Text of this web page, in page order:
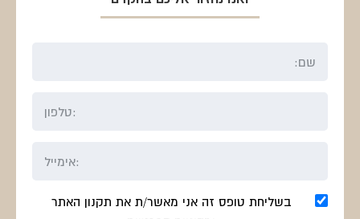
בשליחת טופס זה אני מאשר/ת את תקנון האתר